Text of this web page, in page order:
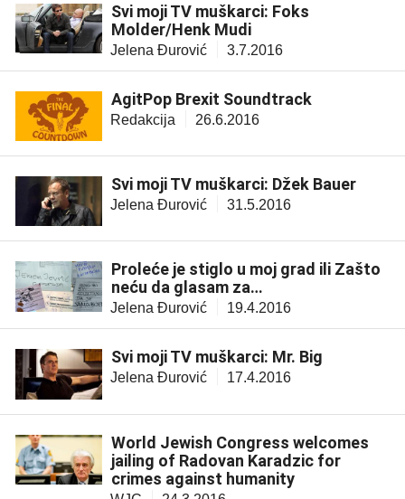
Svi moji TV muškarci: Foks
Molder/Henk Mudi
Jelena Đurović 3.7.2016
AgitPop Brexit Soundtrack
Redakcija 26.6.2016
Svi moji TV muškarci: Džek Bauer
Jelena Đurović 31.5.2016
Proleće je stiglo u moj grad ili Zašto
neću da glasam za…
Jelena Đurović 19.4.2016
Svi moji TV muškarci: Mr. Big
Jelena Đurović 17.4.2016
World Jewish Congress welcomes
jailing of Radovan Karadzic for
crimes against humanity